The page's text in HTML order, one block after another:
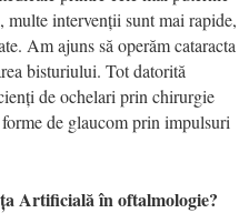
multe intervenții sunt mai rapide,
Am ajuns să operăm cataracta
bisturiului. Tot datorită
de ochelari prin chirurgie
de glaucom prin impulsuri
Artificială în oftalmologie?